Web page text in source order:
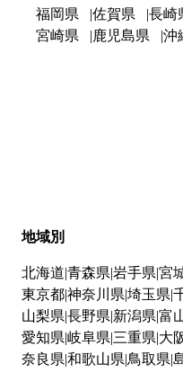
福岡県 佐賀県 長崎
宮崎県
鹿児島県 沖
地域別
北海道 青森県 岩手県 宮
東京都神奈川県 埼玉県
山梨県 長野県 新潟県 富
愛知県 岐阜県 三重県 大
奈良県 和歌山県 鳥取県